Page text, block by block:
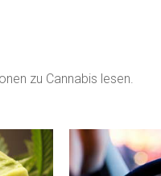
zu Cannabis lesen.